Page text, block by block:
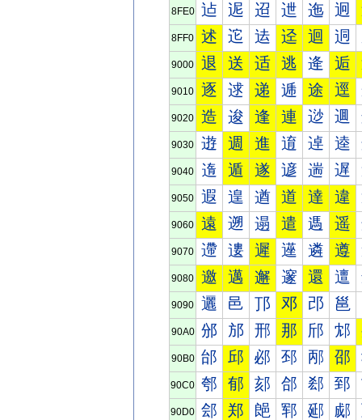
8FE0 迠 迡 迢 迣 迤 迥
8FF0 述 迱 迲 迳 迴 迵
9000 退 送 适 逃 逄 逅
9010 逐 逑 递 逓 途 逕
9020 造 逡 逢 連 逤 逥
9030 逰 週 進 逳 逴 逵
9040 遀 遁 遂 遃 遄 遅
9050 遐 遑 遒 道 達 違
9060 遠 遡 遢 遣 遤 遥
9070 遰 遱 遲 遳 遴 遵
9080 邀 邁 邂 邃 還 邅
9090 邐 邑 邒 邓 邔 邕
90A0 邠 邡 邢 那 邤 邥
90B0 邰 邱 邲 邳 邴 邵
90C0 郀 郁 郂 郃 郄 郅
90D0 郐 郑 郒 郓 郔 郕